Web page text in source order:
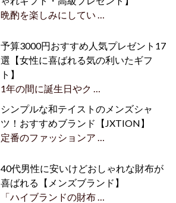
晩酌を楽しみにしてい …
予算3000円おすすめ人気プレゼント17
選【女性に喜ばれる気の利いたギフ
ト】
1年の間に誕生日やク …
シンプルな和テイストのメンズシャ
ツ！おすすめブランド【JXTION】
定番のファッションア …
40代男性に安いけどおしゃれな財布が
喜ばれる【メンズブランド】
「ハイブランドの財布 …